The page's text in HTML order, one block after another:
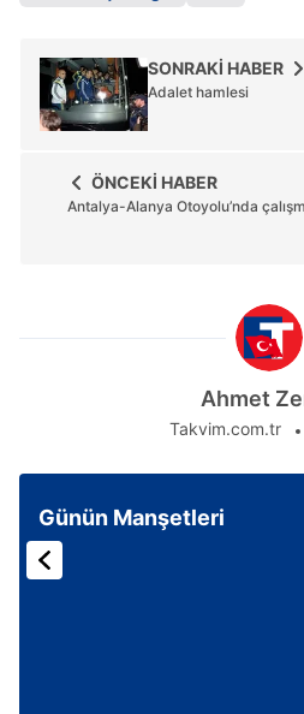
SONRAKİ HABER
Adalet hamlesi
ÖNCEKİ HABER
Antalya-Alanya Otoyolu’nda
Ahmet
Takvim.com.tr
Günün Manşetleri